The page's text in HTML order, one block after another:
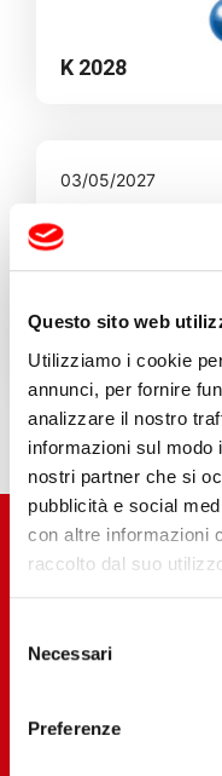
Questo sito web
Utilizziamo i cookie
annunci, per fornire
analizzare il nostro
informazioni sul
nostri partner che si
pubblicità e social
con altre informazioni
raccolto dal suo
delNecessari
Preferenze
K 2028
03/05/2027
NPE 2027